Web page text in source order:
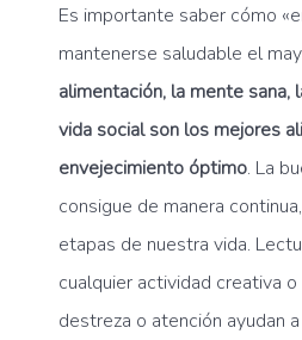
Es importante saber cómo
mantenerse saludable el
alimentación, la mente sana,
vida social son los mejores
envejecimiento óptimo. La
consigue de manera
etapas de nuestra vida.
cualquier actividad creativa
destreza o atención ayudan a